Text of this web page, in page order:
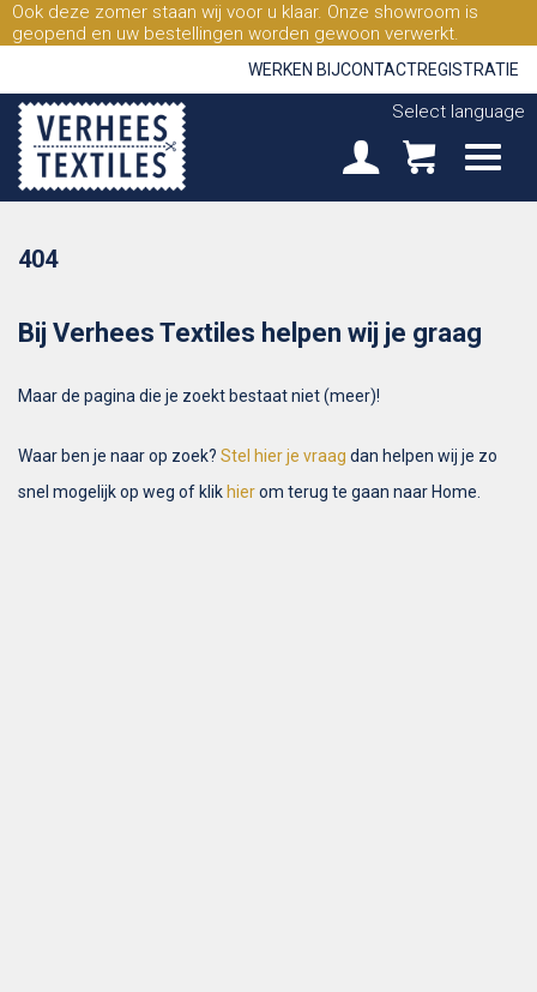
Ook deze zomer staan wij voor u klaar. Onze showroom is
geopend en uw bestellingen worden gewoon verwerkt.
WERKEN BIJCONTACTREGISTRATIE
Select language
404
Bij Verhees Textiles helpen wij je graag
Maar de pagina die je zoekt bestaat niet (meer)!
Waar ben je naar op zoek? Stel hier je vraag dan helpen wij je zo
snel mogelijk op weg of klik hierom terug te gaan naar Home.